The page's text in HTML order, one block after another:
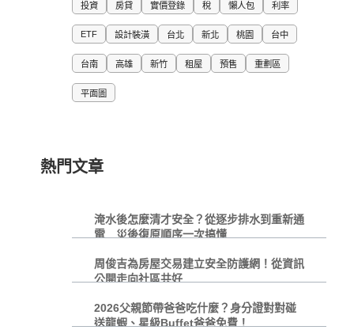
投資 房貸 實價登錄 稅 懶人包 利率
ETF 設計裝潢 台北 新北 桃園 台中
台南 高雄 新竹 租屋 預售 重劃區
平面圖
熱門文章
淹水後怎麼清才安全？從逐步排水到重新通
電 災後復原順序一次搞懂
周俊吉為房屋交易建立安全防護網！從資訊
公開走向社區共好
2026父親節帶爸爸吃什麼？身分證對對碰
送龍蝦、星級Buffet爸爸免費！